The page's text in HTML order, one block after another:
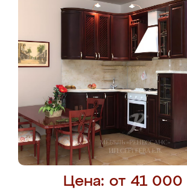
Цена: от 41 000